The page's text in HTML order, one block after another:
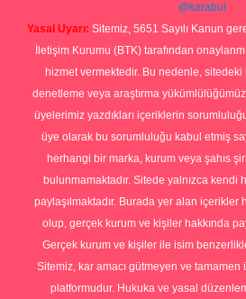
@karabul
Yasal Uyarı: Sitemiz, 5651 Sayılı Kanun
İletişim Kurumu (BTK) tarafından
hizmet vermektedir. Bu nedenle,
denetleme veya araştırma
üyelerimiz yazdıkları içeriklerin
üye olarak bu sorumluluğu kabul etmiş
herhangi bir marka, kurum veya şahıs
bulunmamaktadır. Sitede yalnızca kendi
paylaşılmaktadır. Burada yer alan içerikler
olup, gerçek kurum ve kişiler hakkında
Gerçek kurum ve kişiler ile isim
Sitemiz, kar amacı gütmeyen ve tamamen
platformudur. Hukuka ve yasal